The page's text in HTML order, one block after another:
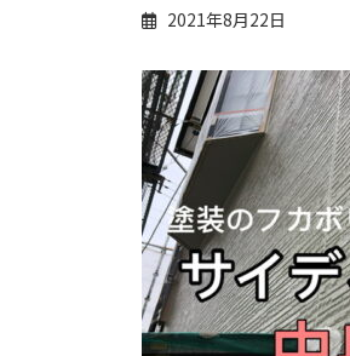
2021年8月22日